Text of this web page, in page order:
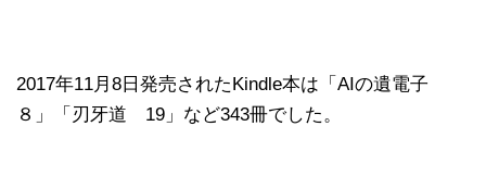
2017年11月8日発売されたKindle本は「AIの遺電子
８」「刃牙道 19」など343冊でした。